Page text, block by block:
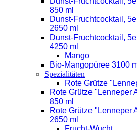
850 ml
Dunst-Fruchtcocktail,
2650 ml
Dunst-Fruchtcocktail,
4250 ml
Mango
Bio-Mangopüree 3100
Spezialitäten
Rote Grütze
Rote Grütze "Lenneper
850 ml
Rote Grütze "Lenneper
2650 ml